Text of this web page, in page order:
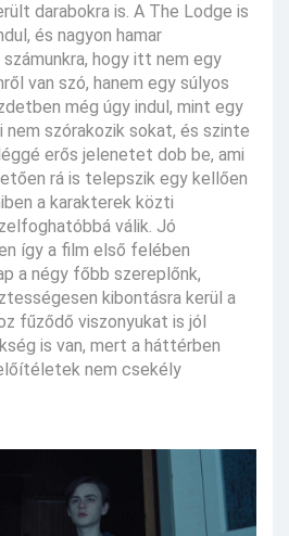
darabokra is. A The Lodge is
és nagyon hamar
hogy itt nem egy
van szó, hanem egy súlyos
még úgy indul, mint egy
nem szórakozik sokat, és szinte
erős jelenetet dob be, ami
rá is telepszik egy kellően
a karakterek közti
válik. Jó
így a film első felében
a négy főbb szereplőnk,
kibontásra kerül a
fűződő viszonyukat is jól
is van, mert a háttérben
nem csekély